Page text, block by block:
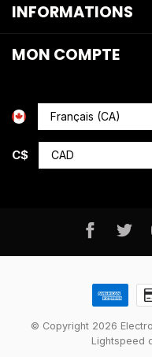
INFORMATIONS
MON COMPTE
C$
© Copyright 2026
Lightspeed